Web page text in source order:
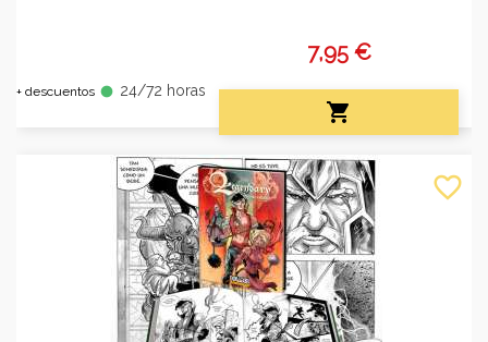
+ descuentos fiber_manual_record 24/72 horas
7,95 €

favorite_border